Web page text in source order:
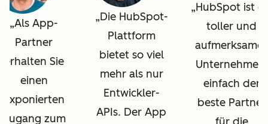
Als App-
Partner
erhalten Sie
einen
exponierten
Zugang zum
Die HubSpot-
Plattform
bietet so viel
mehr als nur
Entwickler-
APIs. Der App
HubSpot ist
toller und
aufmerksames
Unternehmen,
einfach der
beste Partner